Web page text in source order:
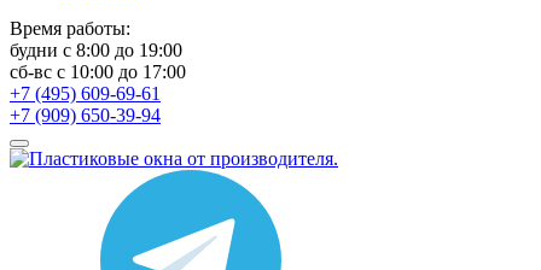
Время работы:
будни с 8:00 до 19:00
сб-вс с 10:00 до 17:00
+7 (495) 609-69-61
+7 (909) 650-39-94